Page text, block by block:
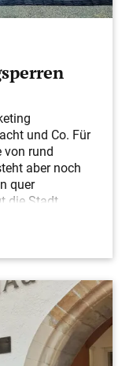
und Co. Für
von rund
aber noch
quer
die Stadt.